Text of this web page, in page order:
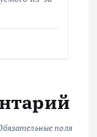
поля